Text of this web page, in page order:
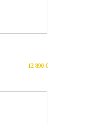
12 890 €